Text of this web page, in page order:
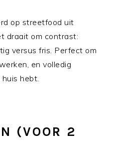
op streetfood uit
draait om contrast:
versus fris. Perfect om
en volledig
hebt.
(VOOR 2